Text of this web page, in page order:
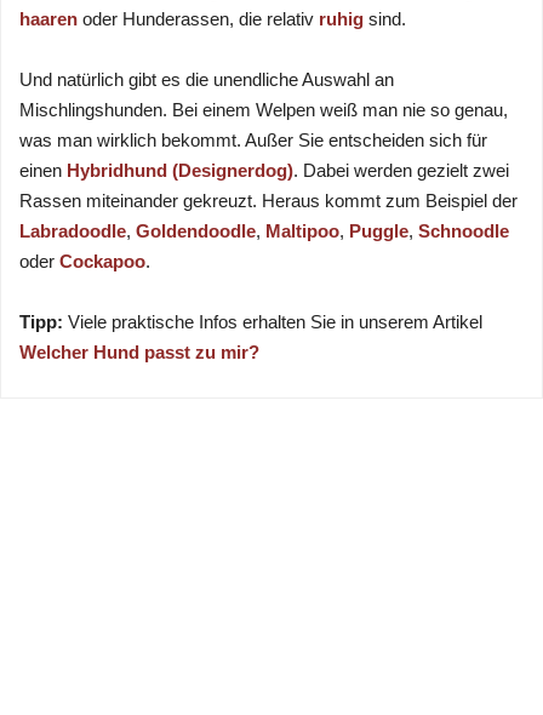
haaren oder Hunderassen, die relativ ruhig sind.
Und natürlich gibt es die unendliche Auswahl an
Mischlingshunden. Bei einem Welpen weiß man nie so genau,
was man wirklich bekommt. Außer Sie entscheiden sich für
einen Hybridhund (Designerdog). Dabei werden gezielt zwei
Rassen miteinander gekreuzt. Heraus kommt zum Beispiel der
Labradoodle, Goldendoodle, Maltipoo, Puggle, Schnoodle
oder Cockapoo.
Tipp: Viele praktische Infos erhalten Sie in unserem Artikel
Welcher Hund passt zu mir?